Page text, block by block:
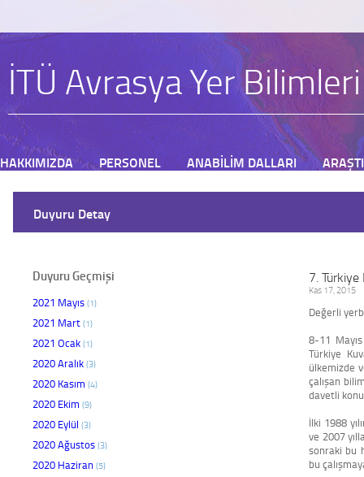
İTÜ Avrasya Yer
HAKKIMIZDA PERSONEL ANABİLİM DALLARI
Duyuru Detay
Duyuru Geçmişi
2021 Mayıs (1)
2021 Mart (1)
2021 Ocak (1)
2020 Aralık (3)
2020 Kasım (4)
2020 Ekim (9)
2020 Eylül (3)
2020 Ağustos (3)
2020 Haziran (5)
7.
Kas 17, 2015
Değerli
8-11
Türkiye
ülkemizde
çalışan
davetli
İlki 1988
ve 2007
sonraki bu
bu